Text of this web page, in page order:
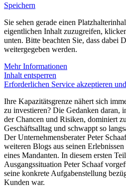
Speichern
Sie sehen gerade einen
eigentlichen Inhalt zuzugreifen,
unten. Bitte beachten Sie, dass dabei
weitergegeben werden.
Mehr Informationen
Inhalt entsperren
Erforderlichen Service akzeptieren
Ihre Kapazitätsgrenze nähert sich
zu investieren? Die Gedanken daran,
der Chancen und Risiken, dominiert
Geschäftsalltag und schwappt so
Der Unternehmensberater Peter
weiteren Blogs aus seinen
eines Mandanten. In diesem ersten
Ausgangssituation Peter Schaaf
seine konkrete Aufgabenstellung
Kunden war.